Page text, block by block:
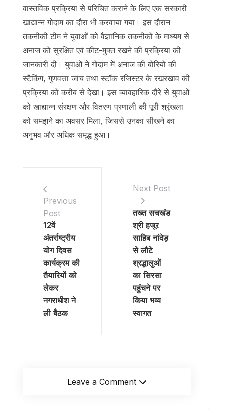
वास्तविक प्रक्रिया से परिचित कराने के लिए एक सरकारी
खाद्यान्न गोदाम का दौरा भी करवाया गया। इस दौरान
तकनीकी टीम ने युवाओं को वैज्ञानिक तकनीकों के माध्यम से
अनाज को सुरक्षित एवं कीट-मुक्त रखने की प्रक्रिया की
जानकारी दी। युवाओं ने गोदाम में अनाज की बोरियों की
स्टैकिंग, गुणवत्ता जांच तथा स्टॉक रजिस्टर के रखरखाव की
प्रक्रिया को करीब से देखा। इस व्यावहारिक दौरे से युवाओं
को खाद्यान्न संरक्षण और वितरण प्रणाली की पूरी श्रृंखला
को समझने का अवसर मिला, जिससे उनका सीखने का
अनुभव और अधिक समृद्ध हुआ।
Previous
Post
12वें
अंतर्राष्ट्रीय
योग दिवस
कार्यक्रम की
तैयारियों को
लेकर
नगराधीश ने
ली बैठक
Next Post
तख्त सचखंड
श्री हजूर
साहिब नांदेड़
से लौटे
श्रद्धालुओं
का सिरसा
पहुंचने पर
किया भव्य
स्वागत
Leave a Comment